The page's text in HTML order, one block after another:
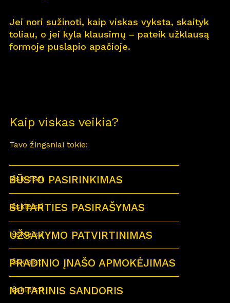
Jei nori sužinoti, kaip viskas vyksta, skaityk
toliau, o jei kyla klausimų – pateik užklausą
formoje puslapio apačioje.
Kaip viskas veikia?
Tavo žingsniai tokie:
Išskleisti
BŪSTO PASIRINKIMAS
Išskleisti
SUTARTIES PASIRAŠYMAS
Išskleisti
UŽSAKYMO PATVIRTINIMAS
Išskleisti
PRADINIO ĮNAŠO APMOKĖJIMAS
Išskleisti
NOTARINIS SANDORIS